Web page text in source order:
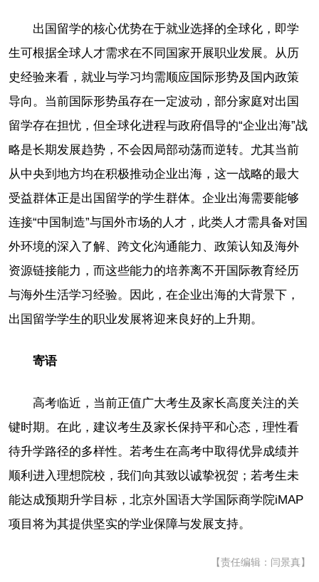
出国留学的核心优势在于就业选择的全球化，即学
生可根据全球人才需求在不同国家开展职业发展。从历
史经验来看，就业与学习均需顺应国际形势及国内政策
导向。当前国际形势虽存在一定波动，部分家庭对出国
留学存在担忧，但全球化进程与政府倡导的“企业出海”战
略是长期发展趋势，不会因局部动荡而逆转。尤其当前
从中央到地方均在积极推动企业出海，这一战略的最大
受益群体正是出国留学的学生群体。企业出海需要能够
连接“中国制造”与国外市场的人才，此类人才需具备对国
外环境的深入了解、跨文化沟通能力、政策认知及海外
资源链接能力，而这些能力的培养离不开国际教育经历
与海外生活学习经验。因此，在企业出海的大背景下，
出国留学学生的职业发展将迎来良好的上升期。
寄语
高考临近，当前正值广大考生及家长高度关注的关
键时期。在此，建议考生及家长保持平和心态，理性看
待升学路径的多样性。若考生在高考中取得优异成绩并
顺利进入理想院校，我们向其致以诚挚祝贺；若考生未
能达成预期升学目标，北京外国语大学国际商学院iMAP
项目将为其提供坚实的学业保障与发展支持。
【责任编辑：闫景真】